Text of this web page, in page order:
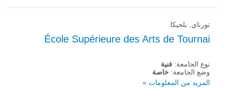
تورناي, بلجيكا
École Supérieure des Arts de Tournai
نوع الجامعة: فنية
وضع الجامعة: خاصة
المزيد من المعلومات »